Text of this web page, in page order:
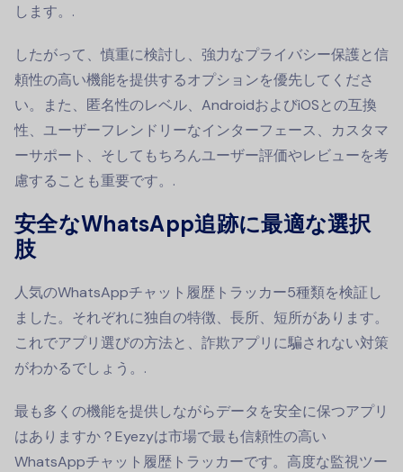
します。.
したがって、慎重に検討し、強力なプライバシー保護と信
頼性の高い機能を提供するオプションを優先してくださ
い。また、匿名性のレベル、AndroidおよびiOSとの互換
性、ユーザーフレンドリーなインターフェース、カスタマ
ーサポート、そしてもちろんユーザー評価やレビューを考
慮することも重要です。.
安全なWhatsApp追跡に最適な選択
肢
人気のWhatsAppチャット履歴トラッカー5種類を検証し
ました。それぞれに独自の特徴、長所、短所があります。
これでアプリ選びの方法と、詐欺アプリに騙されない対策
がわかるでしょう。.
最も多くの機能を提供しながらデータを安全に保つアプリ
はありますか？Eyezyは市場で最も信頼性の高い
WhatsAppチャット履歴トラッカーです。高度な監視ツー